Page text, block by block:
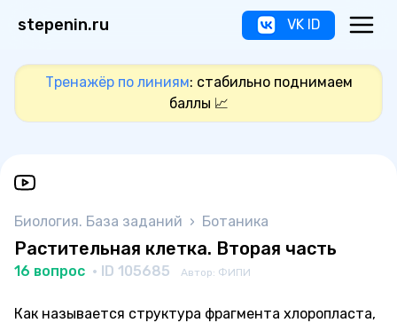
stepenin.ru VK ID
Тренажёр по линиям: стабильно поднимаем
баллы 📈
Биология. База заданий › Ботаника
Растительная клетка. Вторая часть
16 вопрос · ID 105685 Автор: ФИПИ
Как называется структура фрагмента хлоропласта,